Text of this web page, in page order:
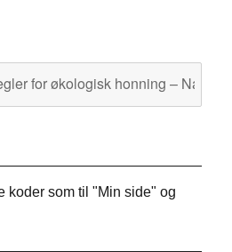
koder som til "Min side" og